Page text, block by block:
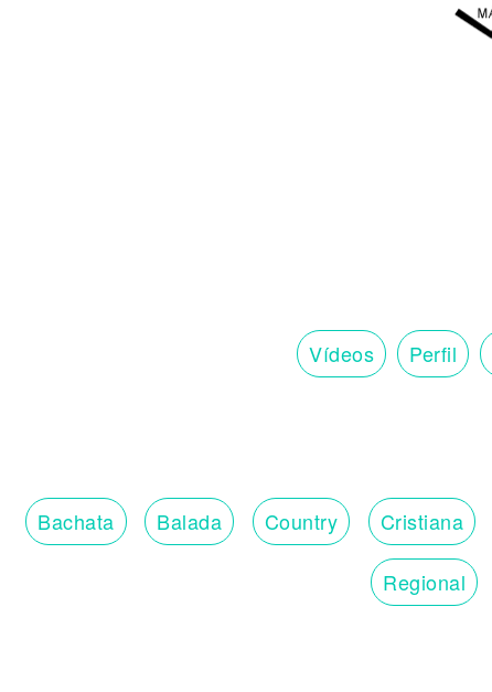
Vídeos Perfil
Bachata Balada Country Cristiana
Regional